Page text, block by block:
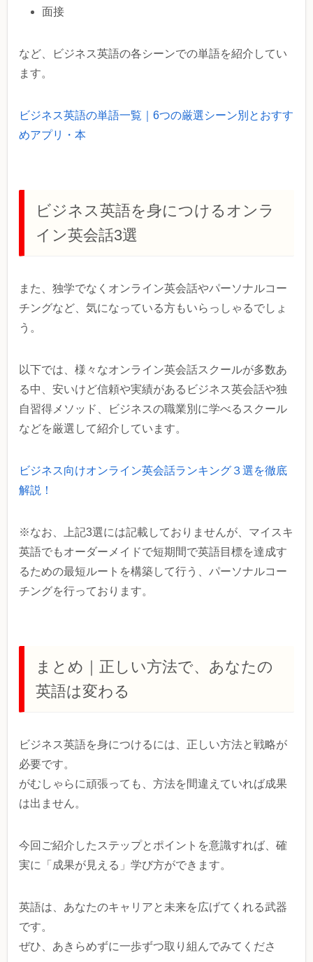
面接
など、ビジネス英語の各シーンでの単語を紹介してい
ます。
ビジネス英語の単語一覧｜6つの厳選シーン別とおすす
めアプリ・本
ビジネス英語を身につけるオンラ
イン英会話3選
また、独学でなくオンライン英会話やパーソナルコー
チングなど、気になっている方もいらっしゃるでしょ
う。
以下では、様々なオンライン英会話スクールが多数あ
る中、安いけど信頼や実績があるビジネス英会話や独
自習得メソッド、ビジネスの職業別に学べるスクール
などを厳選して紹介しています。
ビジネス向けオンライン英会話ランキング３選を徹底
解説！
※なお、上記3選には記載しておりませんが、マイスキ
英語でもオーダーメイドで短期間で英語目標を達成す
るための最短ルートを構築して行う、パーソナルコー
チングを行っております。
まとめ｜正しい方法で、あなたの
英語は変わる
ビジネス英語を身につけるには、正しい方法と戦略が
必要です。
がむしゃらに頑張っても、方法を間違えていれば成果
は出ません。
今回ご紹介したステップとポイントを意識すれば、確
実に「成果が見える」学び方ができます。
英語は、あなたのキャリアと未来を広げてくれる武器
です。
ぜひ、あきらめずに一歩ずつ取り組んでみてくださ